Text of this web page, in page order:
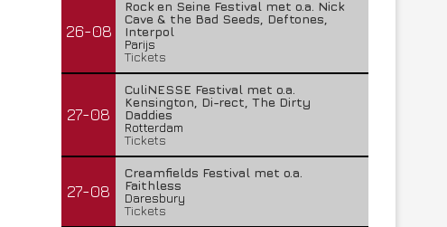
26-08
Rock en Seine Festival met o.a. Nick
Cave & the Bad Seeds, Deftones,
Interpol
Parijs
Tickets
27-08
CuliNESSE Festival met o.a.
Kensington, Di-rect, The Dirty
Daddies
Rotterdam
Tickets
27-08
Creamfields Festival met o.a.
Faithless
Daresbury
Tickets